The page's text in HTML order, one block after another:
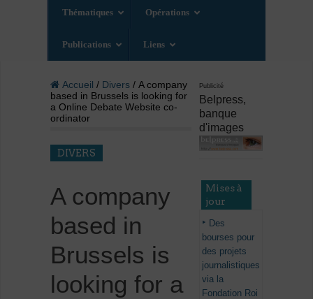
Thématiques Opérations
Publications Liens
Accueil / Divers/ A company
based in Brussels is looking for
a Online Debate Website co-
ordinator
DIVERS
A company
based in
Brussels is
looking for a
Publicité
Belpress,
banque
d'images
Mises à
jour
Des
bourses pour
des projets
journalistiques
via la
Fondation Roi